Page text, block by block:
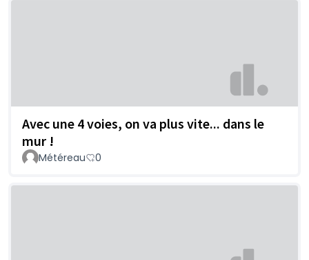
Avec une 4 voies, on va plus vite... dans le
mur !
Météreau 0